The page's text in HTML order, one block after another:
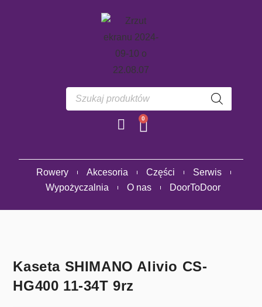
0
Rowery Akcesoria Części
Serwis
Wypożyczalnia
O nas DoorToDoor
Kaseta SHIMANO Alivio CS-
HG400 11-34T 9rz